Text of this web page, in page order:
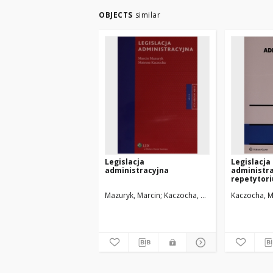
OBJECTS similar
Legislacja
administracyjna
Mazuryk, Marcin Kaczocha, Mateusz
Legislacja
Kaczocha,